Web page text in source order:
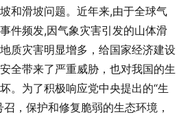
和滑坡问题。近年来,由于全球气
件频发,因气象灾害引发的山体滑
质灾害明显增多，给国家经济建设
全带来了严重威胁，也对我国的生
。为了积极响应党中央提出的“生
，保护和修复脆弱的生态环境，